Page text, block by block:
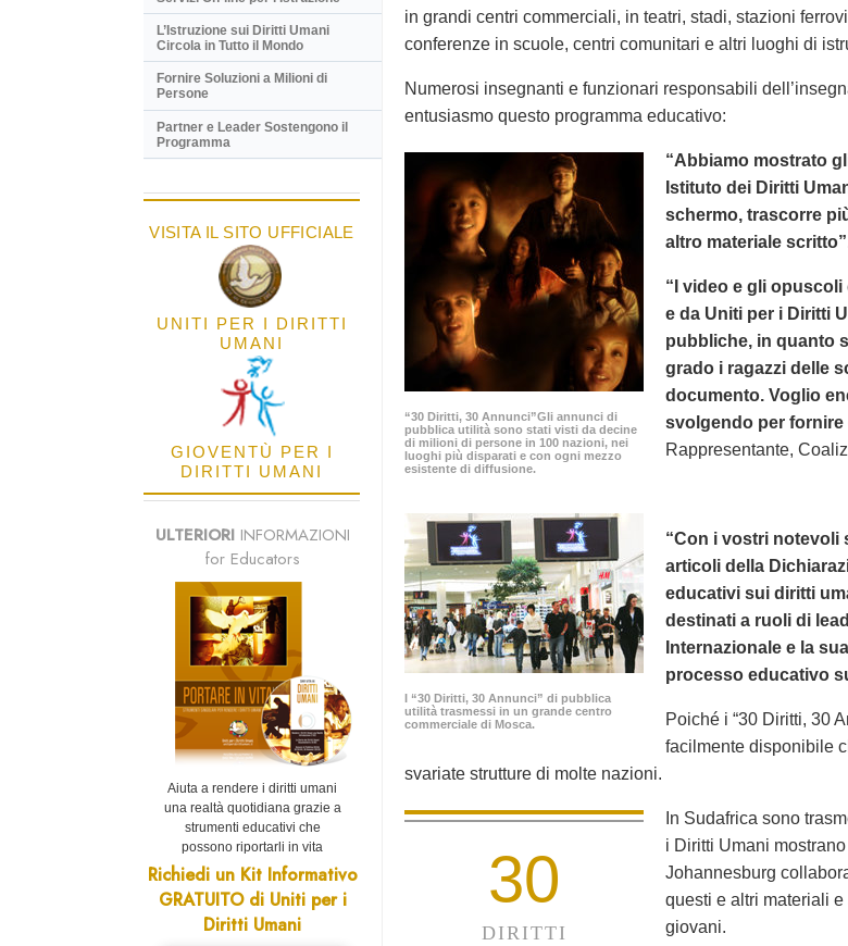
in grandi centri commerciali, in teatri, stadi, stazioni
conferenze in scuole, centri comunitari e altri luoghi di
Numerosi insegnanti e funzionari responsabili
entusiasmo questo programma educativo:
“30 Diritti, 30 Annunci”Gli annunci di
pubblica utilità sono stati visti da decine
di milioni di persone in 100 nazioni, nei
luoghi più disparati e con ogni mezzo
esistente di diffusione.
“Abbiamo mostrato
Istituto dei Diritti
schermo, trascorre
altro materiale
“I video e gli
e da Uniti per i Diritti
pubbliche, in quanto
grado i ragazzi delle
documento. Voglio
svolgendo per fornire
Rappresentante,
I “30 Diritti, 30 Annunci” di pubblica
utilità trasmessi in un grande centro
commerciale di Mosca.
“Con i vostri notevoli
articoli della
educativi sui diritti
destinati a ruoli di
Internazionale e la
processo educativo
Poiché i “30 Diritti, 30
facilmente disponibile
svariate strutture di molte nazioni.
30
DIRITTI
In Sudafrica sono
i Diritti Umani
Johannesburg
questi e altri materiali
giovani.
L’Istruzione sui Diritti Umani
Circola in Tutto il Mondo
Fornire Soluzioni a Milioni di
Persone
Partner e Leader Sostengono il
Programma
VISITA IL SITO UFFICIALE
UNITI PER I DIRITTI
UMANI
GIOVENTÙ PER I
DIRITTI UMANI
ULTERIORIINFORMAZIONI
for Educators
Aiuta a rendere i diritti umani
una realtà quotidiana grazie a
strumenti educativi che
possono riportarli in vita
Richiedi un Kit Informativo
GRATUITO di Uniti per i
Diritti Umani